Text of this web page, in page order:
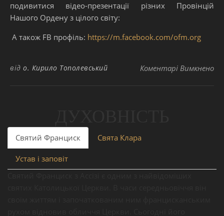
подивитися відео-презентації різних Провінцій
Нашого Ордену з цілого світу:
А також FB профіль: https://m.facebook.com/ofm.org
від о. Кирило Тополевський Коментарі Вимкненодо
Святий Франциск Свята Клара
Устав і заповіт